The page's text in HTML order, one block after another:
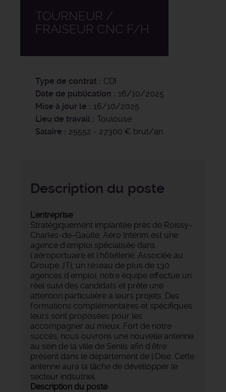
TOURNEUR /
FRAISEUR CNC F/H
Type de contrat
CDI
Date de publication
16/10/2025
Mise à jour le
16/10/2025
Lieu de travail
Toulouse
Salaire
25552 - 27300 € brut/an
Description du poste
L'entreprise
Stratégiquement implantée près de Roissy-
Charles-de-Gaulle, Aéro Intérim est une
agence d'emploi spécialisée dans
l'aéroportuaire et l'hôtellerie. Associée au
Groupe JTI, un réseau de plus de 130
agences d'emploi, notre équipe effectue un
réel suivi des candidats et prête une
attention particulière à leurs projets. Des
formations complémentaires et spécifiques
leurs sont proposées pour les
accompagner au mieux. Fort de notre
succés, nous ouvrons une nouvelle antenne
au sein de la ville de Senlis afin d'être
présent dans le département de l'Oise. Cette
antenne aura la tâche de dévellopper le
secteur indsutriel.
Description du poste